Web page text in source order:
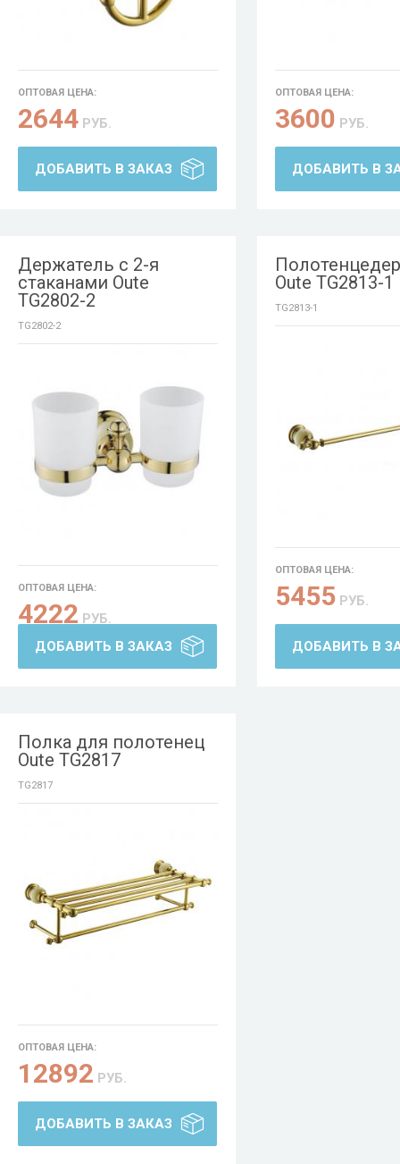
ОПТОВАЯ ЦЕНА:
2644 РУБ.
ДОБАВИТЬ В ЗАКАЗ
ОПТОВАЯ ЦЕНА:
3600 РУБ.
ДОБАВИТЬ В
Держатель с 2-я
стаканами Oute
TG2802-2
TG2802-2
ОПТОВАЯ ЦЕНА:
4222 РУБ.
ДОБАВИТЬ В ЗАКАЗ
Oute TG2813-1
TG2813-1
ОПТОВАЯ ЦЕНА:
5455 РУБ.
ДОБАВИТЬ В
Полка для полотенец
Oute TG2817
TG2817
ОПТОВАЯ ЦЕНА:
12892 РУБ.
ДОБАВИТЬ В ЗАКАЗ